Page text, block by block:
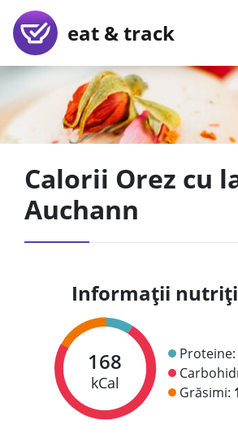
eat & track
Calorii Orez cu
Auchann
Informații
168
kCal
Proteine:
Grăsimi: